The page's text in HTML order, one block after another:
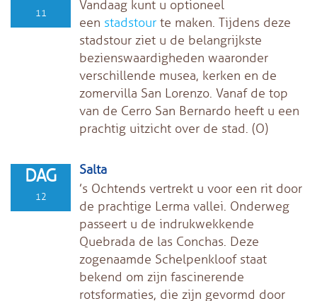
11
Vandaag kunt u optioneel
een stadstour te maken. Tijdens deze
stadstour ziet u de belangrijkste
bezienswaardigheden waaronder
verschillende musea, kerken en de
zomervilla San Lorenzo. Vanaf de top
van de Cerro San Bernardo heeft u een
prachtig uitzicht over de stad. (O)
DAG
12
Salta
’s Ochtends vertrekt u voor een rit door
de prachtige Lerma vallei. Onderweg
passeert u de indrukwekkende
Quebrada de las Conchas. Deze
zogenaamde Schelpenkloof staat
bekend om zijn fascinerende
rotsformaties, die zijn gevormd door